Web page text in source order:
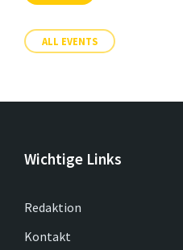
ALL EVENTS
Wichtige Links
Redaktion
Kontakt